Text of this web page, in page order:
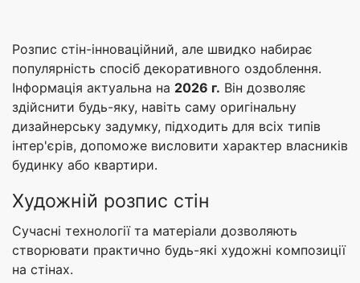
Розпис стін-інноваційний, але швидко набирає
популярність спосіб декоративного оздоблення.
Інформація актуальна на 2026 г. Він дозволяє
здійснити будь-яку, навіть саму оригінальну
дизайнерську задумку, підходить для всіх типів
інтер'єрів, допоможе висловити характер власників
будинку або квартири.
Художній розпис стін
Сучасні технології та матеріали дозволяють
створювати практично будь-які художні композиції
на стінах.